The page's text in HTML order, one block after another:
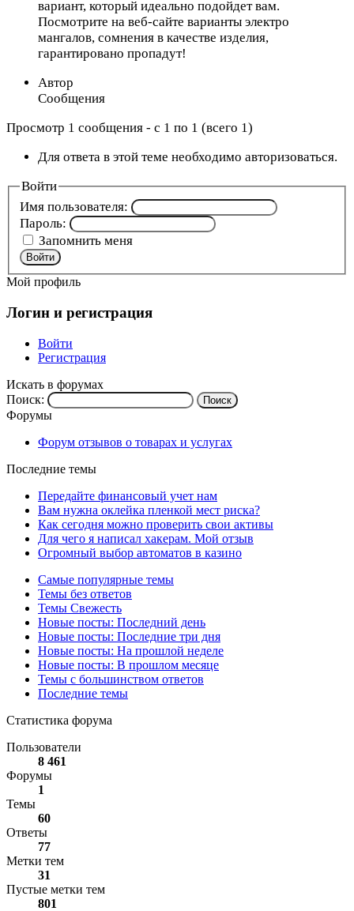
вариант, который идеально подойдет вам.
Посмотрите на веб-сайте варианты электро
мангалов, сомнения в качестве изделия,
гарантировано пропадут!
Автор
Сообщения
Просмотр 1 сообщения - с 1 по 1 (всего 1)
Для ответа в этой теме необходимо авторизоваться.
Войти
Имя пользователя:
Пароль:
Запомнить меня
Войти
Мой профиль
Логин и регистрация
Войти
Регистрация
Искать в форумах
Поиск:
Форумы
Форум отзывов о товарах и услугах
Последние темы
Передайте финансовый учет нам
Вам нужна оклейка пленкой мест риска?
Как сегодня можно проверить свои активы
Для чего я написал хакерам. Мой отзыв
Огромный выбор автоматов в казино
Самые популярные темы
Темы без ответов
Темы Свежесть
Новые посты: Последний день
Новые посты: Последние три дня
Новые посты: На прошлой неделе
Новые посты: В прошлом месяце
Темы с большинством ответов
Последние темы
Статистика форума
Пользователи
8 461
Форумы
1
Темы
60
Ответы
77
Метки тем
31
Пустые метки тем
801